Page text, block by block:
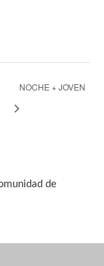
NOCHE + JOVEN
de